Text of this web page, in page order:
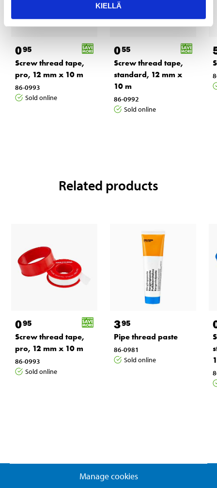
KIELLÄ
095
Screw thread tape,
pro, 12 mm x 10 m
86-0993
Sold online
055
Screw thread tape,
standard, 12 mm x
10 m
86-0992
Sold online
Related products
095
Screw thread tape,
pro, 12 mm x 10 m
86-0993
Sold online
395
Pipe thread paste
86-0981
Sold online
Manage cookies